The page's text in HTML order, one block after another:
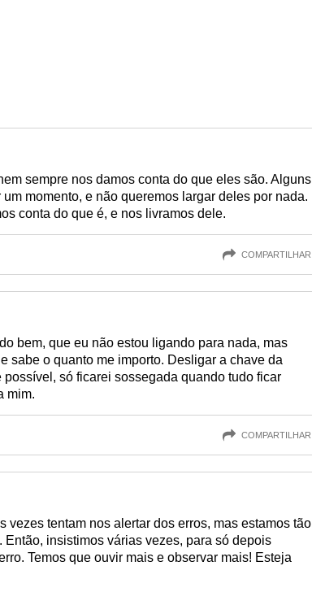
sempre nos damos conta do que eles são. Alguns
momento, e não queremos largar deles por nada.
conta do que é, e nos livramos dele.
COMPARTILHAR
bem, que eu não estou ligando para nada, mas
sabe o quanto me importo. Desligar a chave da
só ficarei sossegada quando tudo ficar
mim.
COMPARTILHAR
vezes tentam nos alertar dos erros, mas estamos tão
insistimos várias vezes, para só depois
Temos que ouvir mais e observar mais! Esteja